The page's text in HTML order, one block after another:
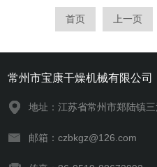
首页 上一页
常州市宝康干燥机械有限公司
地址：江苏省常州市郑陆镇
邮箱：czbkgz@126.com